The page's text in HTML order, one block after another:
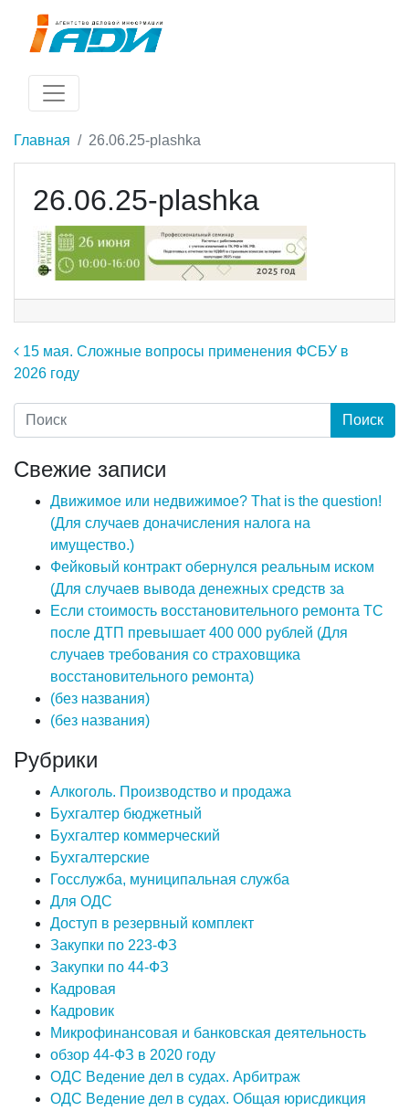
Главная 26.06.25-plashka
26.06.25-plashka
Навигация по записям
15 мая. Сложные вопросы применения ФСБУ в
2026 году
Свежие записи
Движимое или недвижимое? That is the question!
(Для случаев доначисления налога на
имущество.)
Фейковый контракт обернулся реальным иском
(Для случаев вывода денежных средств за
Если стоимость восстановительного ремонта ТС
после ДТП превышает 400 000 рублей (Для
случаев требования со страховщика
восстановительного ремонта)
(без названия)
(без названия)
Рубрики
Алкоголь. Производство и продажа
Бухгалтер бюджетный
Бухгалтер коммерческий
Бухгалтерские
Госслужба, муниципальная служба
Для ОДС
Доступ в резервный комплект
Закупки по 223-ФЗ
Закупки по 44-ФЗ
Кадровая
Кадровик
Микрофинансовая и банковская деятельность
обзор 44-ФЗ в 2020 году
ОДС Ведение дел в судах. Арбитраж
ОДС Ведение дел в судах. Общая юрисдикция